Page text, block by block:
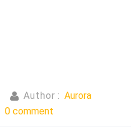
Author : Aurora
0 comment